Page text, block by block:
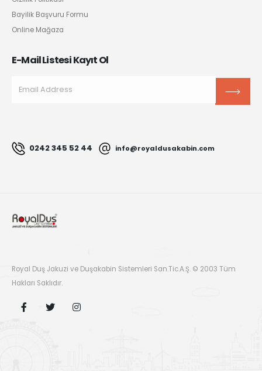
Bayilik Başvuru Formu
Online Mağaza
E-Mail Listesi Kayıt Ol
0242 345 52 44 info@royaldusakabin.com
Royal Duş Jakuzi ve Duşakabin Sistemleri San.Tic.A.Ş. © 2003 Tüm
Hakları Saklıdır.